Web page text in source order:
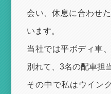
会い、休息に合わせ
います。
当社では平ボディ車
別れて、3名の配車担
その中で私はウイン